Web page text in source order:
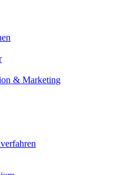
& Marketing